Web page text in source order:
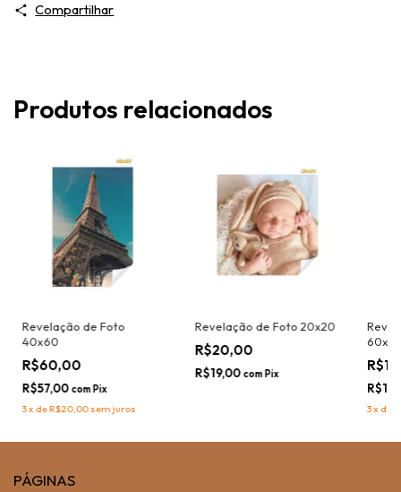
Compartilhar
Produtos relacionados
Revelação de Foto
40x60
R$60,00
R$57,00 comPix
3x deR$20,00sem juros
Revelação de Foto 20x20
R$20,00
R$19,00 comPix
3x de
PÁGINAS